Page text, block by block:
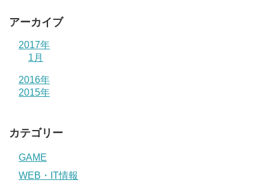
アーカイブ
2017年
1月
2016年
2015年
カテゴリー
GAME
WEB・IT情報